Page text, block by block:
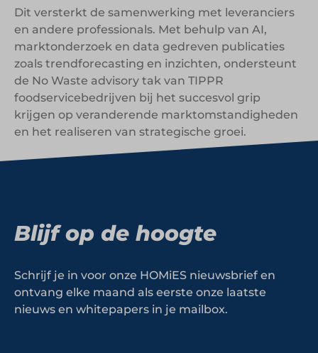
Dit versterkt de samenwerking met leveranciers
en andere professionals. Met behulp van AI,
marktonderzoek en data gedreven publicaties
zoals trendforecasting en inzichten, ondersteunt
de No Waste advisory tak van TIPPR
foodservicebedrijven bij het succesvol grip
krijgen op veranderende marktomstandigheden
en het realiseren van strategische groei.
Blijf op de hoogte
Schrijf je in voor onze HOMiES nieuwsbrief en
ontvang elke maand als eerste onze laatste
nieuws en whitepapers in je mailbox.